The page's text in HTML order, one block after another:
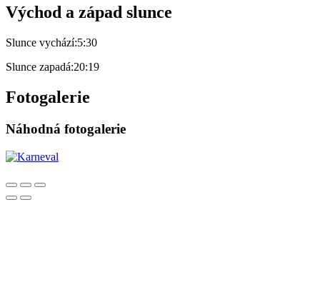
Východ a západ slunce
Slunce vychází:5:30
Slunce zapadá:20:19
Fotogalerie
Náhodná fotogalerie